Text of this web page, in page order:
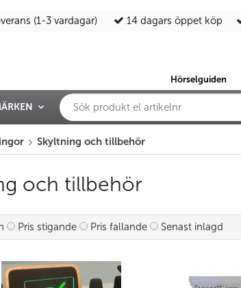
(1-3 vardagar) 14 dagars öppet köp
Hörselguiden
Skyltning och tillbehör
och tillbehör
Pris stigande Pris fallande Senast inlagd